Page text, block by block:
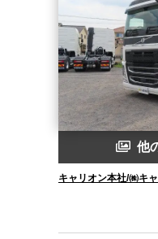
他
キャリオン本社/㈱キ